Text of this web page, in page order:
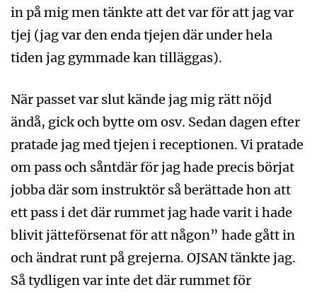
in på mig men tänkte att det var för att jag var
tjej (jag var den enda tjejen där under hela
tiden jag gymmade kan tilläggas).
När passet var slut kände jag mig rätt nöjd
ändå, gick och bytte om osv. Sedan dagen efter
pratade jag med tjejen i receptionen. Vi pratade
om pass och såntdär för jag hade precis börjat
jobba där som instruktör så berättade hon att
ett pass i det där rummet jag hade varit i hade
blivit jätteförsenat för att någon” hade gått in
och ändrat runt på grejerna. OJSAN tänkte jag.
Så tydligen var inte det där rummet för